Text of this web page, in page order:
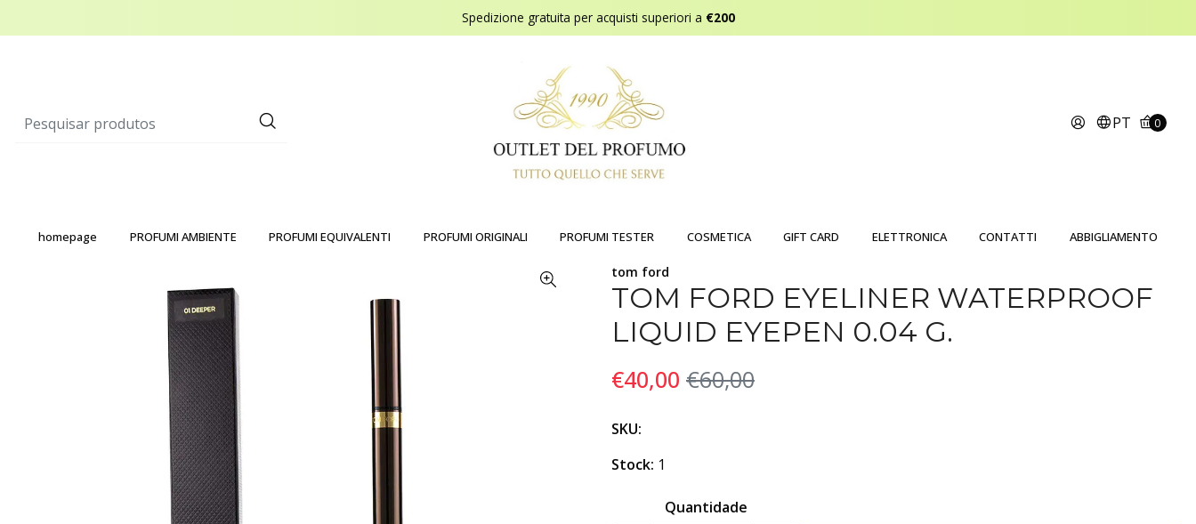
Spedizione gratuita per acquisti superiori a €200
PT 0
homepage PROFUMI AMBIENTE PROFUMI EQUIVALENTI PROFUMI ORIGINALI PROFUMI TESTER COSMETICA GIFT CARD ELETTRONICA CONTATTI ABBIGLIAMENTO
tom ford
TOM FORD EYELINER WATERPROOF
LIQUID EYEPEN 0.04 G.
€40,00 €60,00
SKU:
Stock: 1
Quantidade